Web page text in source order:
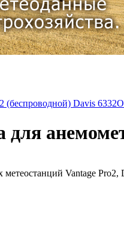
Vantage Pro2,